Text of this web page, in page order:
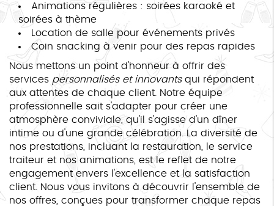
Animations régulières : soirées karaoké et
soirées à thème
Location de salle pour événements privés
Coin snacking à venir pour des repas rapides
Nous mettons un point d'honneur à offrir des
services personnalisés et innovantsqui répondent
aux attentes de chaque client. Notre équipe
professionnelle sait s'adapter pour créer une
atmosphère conviviale, qu'il s'agisse d'un dîner
intime ou d'une grande célébration. La diversité de
nos prestations, incluant la restauration, le service
traiteur et nos animations, est le reflet de notre
engagement envers l'excellence et la satisfaction
client. Nous vous invitons à découvrir l'ensemble de
nos offres, conçues pour transformer chaque repas